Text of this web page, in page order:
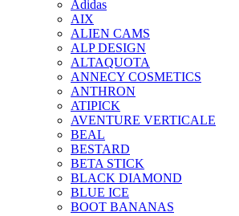
Adidas
AIX
ALIEN CAMS
ALP DESIGN
ALTAQUOTA
ANNECY COSMETICS
ANTHRON
ATIPICK
AVENTURE VERTICALE
BEAL
BESTARD
BETA STICK
BLACK DIAMOND
BLUE ICE
BOOT BANANAS